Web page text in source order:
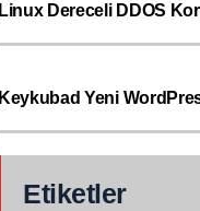
Linux Dereceli DDOS
Keykubad Yeni
Etiketler